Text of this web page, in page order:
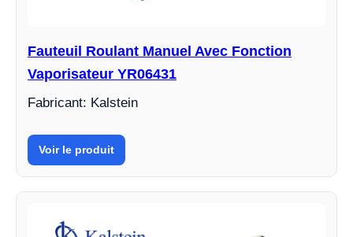
Fauteuil Roulant Manuel Avec Fonction
Vaporisateur YR06431
Fabricant: Kalstein
Voir le produit